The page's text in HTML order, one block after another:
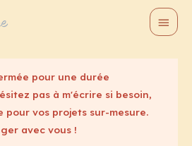
Menu
pour une durée
pas à m'écrire si besoin,
pour vos projets sur-mesure.
avec vous !